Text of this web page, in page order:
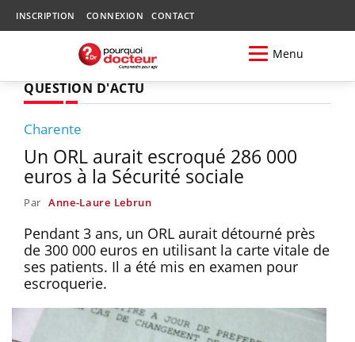
INSCRIPTION CONNEXION CONTACT
Menu
QUESTION D'ACTU
Charente
Un ORL aurait escroqué 286 000
euros à la Sécurité sociale
Par Anne-Laure Lebrun
Pendant 3 ans, un ORL aurait détourné près
de 300 000 euros en utilisant la carte vitale de
ses patients. Il a été mis en examen pour
escroquerie.